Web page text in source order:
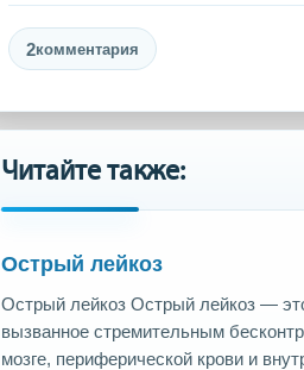
2комментария
Читайте также:
Острый лейкоз
Острый лейкоз Острый лейкоз —
вызванное стремительным
мозге, периферической крови и